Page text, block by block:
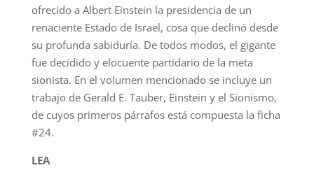
ofrecido a Albert Einstein la presidencia de un
renaciente Estado de Israel, cosa que declinó desde
su profunda sabiduría. De todos modos, el gigante
fue decidido y elocuente partidario de la meta
sionista. En el volumen mencionado se incluye un
trabajo de Gerald E. Tauber, Einstein y el Sionismo,
de cuyos primeros párrafos está compuesta la ficha
#24.
LEA